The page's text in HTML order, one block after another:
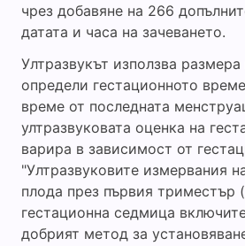
чрез добавяне на 266
датата и часа на зачеването.
Ултразвукът използва
определи гестационното
време от последната
ултразвуковата оценка на
варира в зависимост от
"Ултразвуковите измервания
плода през първия триместър
гестационна седмица
добрият метод за